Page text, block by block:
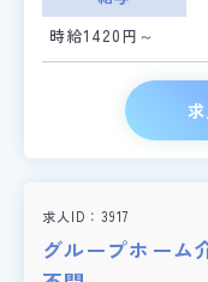
時給1420円～
求人ID 3917
グループホーム